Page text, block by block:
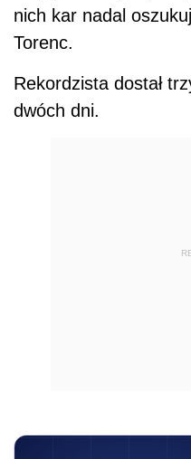
nich kar nadal
Torenc.
Rekordzista dostał
dwóch dni.